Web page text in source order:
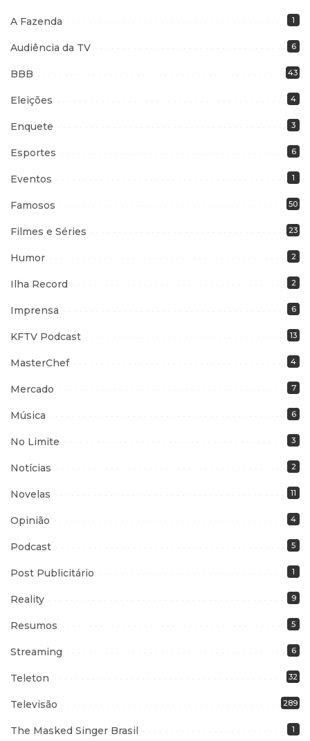
A Fazenda 1
Audiência da TV 6
BBB 43
Eleições 4
Enquete 3
Esportes 6
Eventos 1
Famosos 50
Filmes e Séries 23
Humor 2
Ilha Record 2
Imprensa 6
KFTV Podcast 13
MasterChef 4
Mercado 7
Música 6
No Limite 3
Notícias 2
Novelas 11
Opinião 4
Podcast 5
Post Publicitário 1
Reality 9
Resumos 5
Streaming 6
Teleton 32
Televisão 289
The Masked Singer Brasil 1